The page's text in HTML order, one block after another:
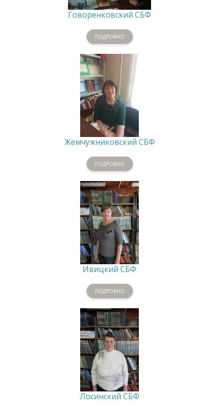
Говоренковский СБФ
ПОДРОБНО
Жемчужниковский СБФ
ПОДРОБНО
Ивицкий СБФ
ПОДРОБНО
Лосинский СБФ